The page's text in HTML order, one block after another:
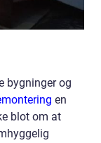
bygninger og
en
blot om at